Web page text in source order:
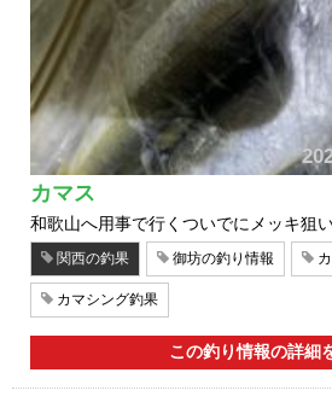
カマス
和歌山へ用事で行くついでにメッキ狙
関西の釣果 御坊の釣り情報
カマシング釣果
この釣り情報の詳細